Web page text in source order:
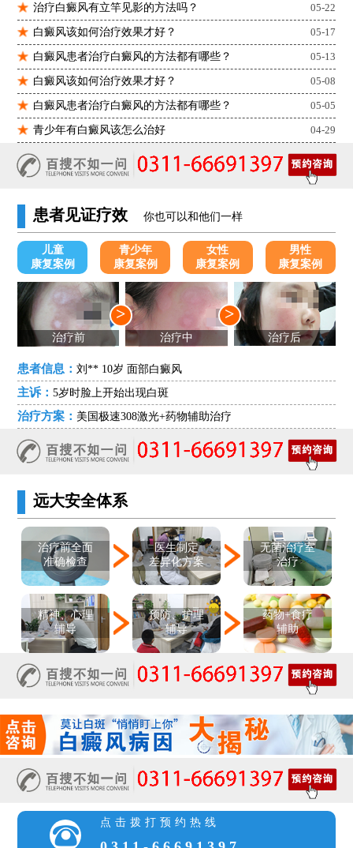
治疗白癜风有立竿见影的方法吗？ 05-22
白癜风该如何治疗效果才好？ 05-17
白癜风患者治疗白癜风的方法都有哪些？ 05-13
白癜风该如何治疗效果才好？ 05-08
白癜风患者治疗白癜风的方法都有哪些？ 05-05
青少年有白癜风该怎么治好 04-29
患者见证疗效 你也可以和他们一样
儿童
康复案例
青少年
康复案例
女性
康复案例
男性
康复案例
治疗前
>
治疗中
>
治疗后
患者信息：刘** 10岁 面部白癜风
主诉：5岁时脸上开始出现白斑
治疗方案： 美国极速308激光+药物辅助治疗
远大安全体系
治疗前全面
准确检查
医生制定
差异化方案
无菌治疗室
治疗
精神、心理
辅导
预防、护理
辅导
药物+食疗
辅助
点击拨打预约热线